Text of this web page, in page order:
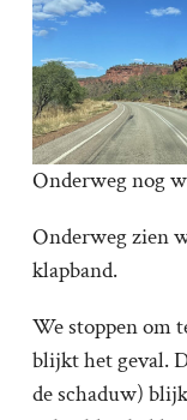
Onderweg nog
Onderweg zien
klapband.
We stoppen om
blijkt het geval.
de schaduw)